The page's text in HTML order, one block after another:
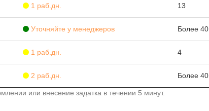
1 раб.дн. 13
Уточняйте у менеджеров Более 40
1 раб.дн. 4
2 раб.дн. Более 40
или внесение задатка в течении 5 минут.